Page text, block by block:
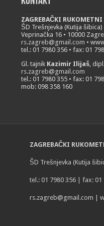
ZAGREBAČKI RUKOMETNI
ŠD Trešnjevka (Kutija šibica)
Veprinačka 16 • 10000
rs.zagreb@gmail.com •
tel.: 01 7980 356 • fax: 01
Gl. tajnik Kazimir Ilijaš,
rs.zagreb@gmail.com
tel.: 01 7980 355 • fax: 01
mob: 098 358 160
ZAGREBAČKI
ŠD Trešnjevka (Kutija
tel.: 01 7980 356 | fax: 01
rs.zagreb@gmail.com |